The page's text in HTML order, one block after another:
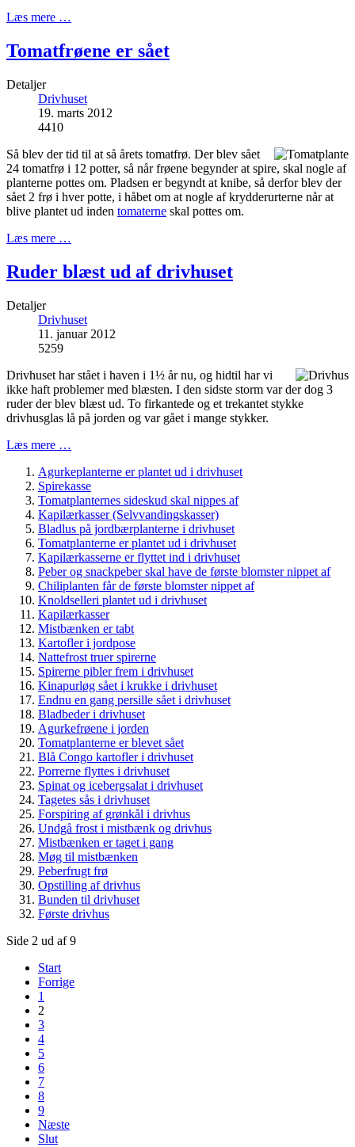
Læs mere …
Tomatfrøene er sået
Detaljer
Drivhuset
19. marts 2012
4410
Så blev der tid til at så årets tomatfrø. Der blev sået
24 tomatfrø i 12 potter, så når frøene begynder at spire, skal nogle af
planterne pottes om. Pladsen er begyndt at knibe, så derfor blev der
sået 2 frø i hver potte, i håbet om at nogle af krydderurterne når at
blive plantet ud inden tomaterne skal pottes om.
Læs mere …
Ruder blæst ud af drivhuset
Detaljer
Drivhuset
11. januar 2012
5259
Drivhuset har stået i haven i 1½ år nu, og hidtil har vi
ikke haft problemer med blæsten. I den sidste storm var der dog 3
ruder der blev blæst ud. To firkantede og et trekantet stykke
drivhusglas lå på jorden og var gået i mange stykker.
Læs mere …
Agurkeplanterne er plantet ud i drivhuset
Spirekasse
Tomatplanternes sideskud skal nippes af
Kapilærkasser (Selvvandingskasser)
Bladlus på jordbærplanterne i drivhuset
Tomatplanterne er plantet ud i drivhuset
Kapilærkasserne er flyttet ind i drivhuset
Peber og snackpeber skal have de første blomster nippet af
Chiliplanten får de første blomster nippet af
Knoldselleri plantet ud i drivhuset
Kapilærkasser
Mistbænken er tabt
Kartofler i jordpose
Nattefrost truer spirerne
Spirerne pibler frem i drivhuset
Kinapurløg sået i krukke i drivhuset
Endnu en gang persille sået i drivhuset
Bladbeder i drivhuset
Agurkefrøene i jorden
Tomatplanterne er blevet sået
Blå Congo kartofler i drivhuset
Porrerne flyttes i drivhuset
Spinat og icebergsalat i drivhuset
Tagetes sås i drivhuset
Forspiring af grønkål i drivhus
Undgå frost i mistbænk og drivhus
Mistbænken er taget i gang
Møg til mistbænken
Peberfrugt frø
Opstilling af drivhus
Bunden til drivhuset
Første drivhus
Side 2 ud af 9
Start
Forrige
1
2
3
4
5
6
7
8
9
Næste
Slut